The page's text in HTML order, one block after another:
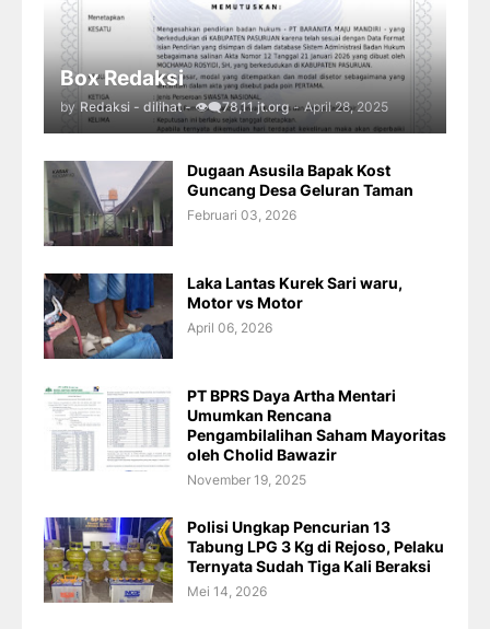
Box Redaksi
by Redaksi - dilihat - 👁️‍🗨️78,11 jt.org - April 28, 2025
Dugaan Asusila Bapak Kost
Guncang Desa Geluran Taman
Februari 03, 2026
Laka Lantas Kurek Sari waru,
Motor vs Motor
April 06, 2026
PT BPRS Daya Artha Mentari
Umumkan Rencana
Pengambilalihan Saham Mayoritas
oleh Cholid Bawazir
November 19, 2025
Polisi Ungkap Pencurian 13
Tabung LPG 3 Kg di Rejoso, Pelaku
Ternyata Sudah Tiga Kali Beraksi
Mei 14, 2026